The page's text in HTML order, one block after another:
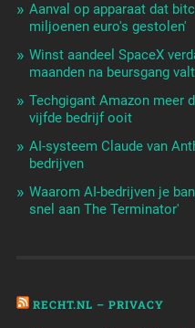
Aanval op apparaat dat
miljoenen euro's gestolen'
Winst aandeel SpaceX
maanden na beursgang
Techgigant Amazon meer
vijfde bedrijf ooit
AI-systeem Claude van
bedrijven
Waarom AI-bedrijven je
snel aan The Terminator'
RECHT.NL – PRIVACY